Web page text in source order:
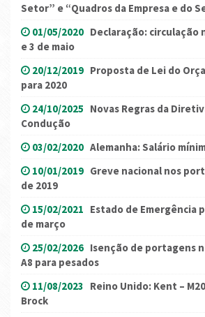
Setor” e “Quadros da Empresa e do
01/05/2020 Declaração: circulação
e 3 de maio
20/12/2019 Proposta de Lei do
para 2020
24/10/2025 Novas Regras da
Condução
03/02/2020 Alemanha: Salário
10/01/2019 Greve nacional nos
de 2019
15/02/2021 Estado de Emergência
de março
25/02/2026 Isenção de portagens
A8 para pesados
11/08/2023 Reino Unido: Kent –
Brock